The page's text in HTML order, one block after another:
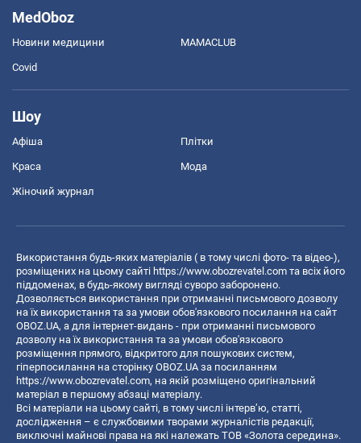
MedOboz
Новини медицини MAMACLUB
Covid
Шоу
Афіша Плітки
Краса Мода
Жіночий журнал
Використання будь-яких матеріалів ( в тому числі фото- та відео-),
розміщених на цьому сайті https://www.obozrevatel.com та всіх його
піддоменах, в будь-якому вигляді суворо заборонено.
Дозволяється використання при отриманні письмового дозволу
на їх використання та за умови обов'язкового посилання на сайт
OBOZ.UA, а для інтернет-видань - при отриманні письмового
дозволу на їх використання та за умови обов'язкового
розміщення прямого, відкритого для пошукових систем,
гіперпосилання на сторінку OBOZ.UA за посиланням
https://www.obozrevatel.com, на якій розміщено оригінальний
матеріал в першому абзаці матеріалу.
Всі матеріали на цьому сайті, в тому числі інтерв’ю, статті,
дослідження – є службовими творами журналістів редакції,
виключні майнові права на які належать ТОВ «Золота середина».